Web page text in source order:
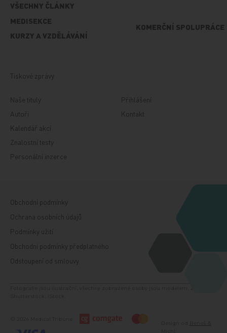
VŠECHNY ČLÁNKY
MEDISEKCE
KURZY A VZDĚLÁVÁNÍ
KOMERČNÍ SPOLUPRÁCE
Tiskové zprávy
Naše tituly
Autoři
Kalendář akcí
Znalostní testy
Personální inzerce
Přihlášení
Kontakt
Obchodní podmínky
Ochrana osobních údajů
Podmínky užití
Obchodní podmínky předplatného
Odstoupení od smlouvy